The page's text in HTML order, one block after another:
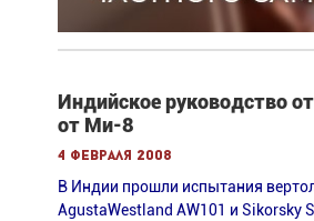
Индийское руководство
от Ми-8
4 февраля 2008
В Индии прошли испытания
AgustaWestland AW101 и Sikorsky